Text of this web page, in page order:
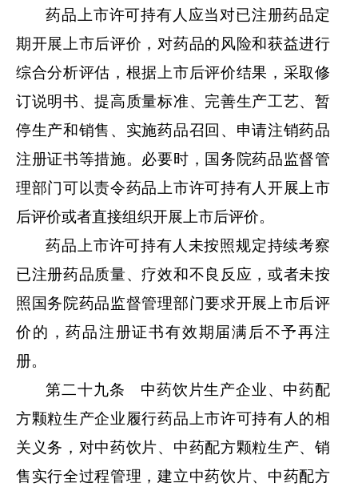
药品上市许可持有人应当对已注册药品定
期开展上市后评价，对药品的风险和获益进行
综合分析评估，根据上市后评价结果，采取修
订说明书、提高质量标准、完善生产工艺、暂
停生产和销售、实施药品召回、申请注销药品
注册证书等措施。必要时，国务院药品监督管
理部门可以责令药品上市许可持有人开展上市
后评价或者直接组织开展上市后评价。
药品上市许可持有人未按照规定持续考察
已注册药品质量、疗效和不良反应，或者未按
照国务院药品监督管理部门要求开展上市后评
价的，药品注册证书有效期届满后不予再注
册。
第二十九条 中药饮片生产企业、中药配
方颗粒生产企业履行药品上市许可持有人的相
关义务，对中药饮片、中药配方颗粒生产、销
售实行全过程管理，建立中药饮片、中药配方